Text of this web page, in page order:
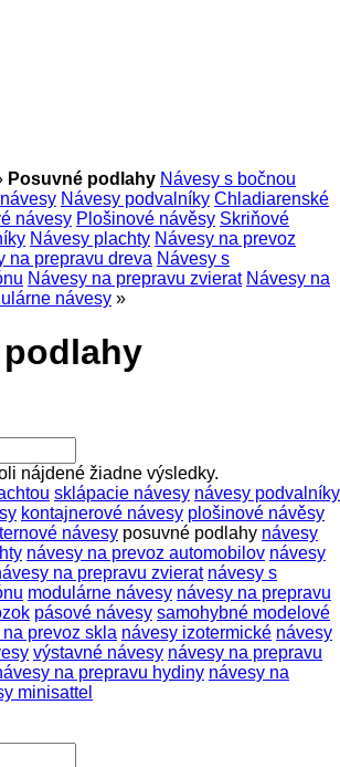
Posuvné podlahy Návesy s bočnou
Návesy podvalníky Chladiarenské
návesy Plošinové návěsy Skriňové
Návesy plachty Návesy na prevoz
na prepravu dreva Návesy s
Návesy na prepravu zvierat Návesy na
návesy »
nájdené žiadne výsledky.
sklápacie návesy návesy podvalníky
kontajnerové návesy plošinové návěsy
návesy posuvné podlahy návesy
návesy na prevoz automobilov návesy
na prepravu zvierat návesy s
modulárne návesy návesy na prepravu
pásové návesy samohybné modelové
prevoz skla návesy izotermické návesy
výstavné návesy návesy na prepravu
na prepravu hydiny návesy na
minisattel